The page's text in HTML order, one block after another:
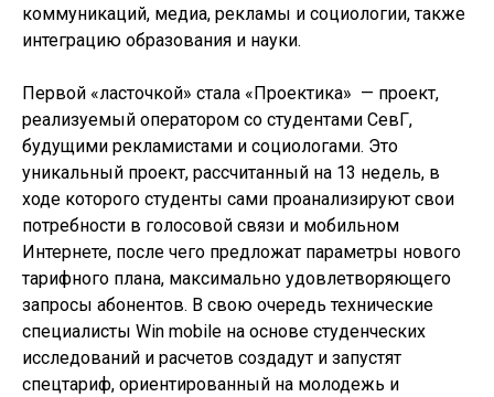
коммуникаций, медиа, рекламы и социологии, также
интеграцию образования и науки.
Первой «ласточкой» стала «Проектика» — проект,
реализуемый оператором со студентами СевГ,
будущими рекламистами и социологами. Это
уникальный проект, рассчитанный на 13 недель, в
ходе которого студенты сами проанализируют свои
потребности в голосовой связи и мобильном
Интернете, после чего предложат параметры нового
тарифного плана, максимально удовлетворяющего
запросы абонентов. В свою очередь технические
специалисты Win mobile на основе студенческих
исследований и расчетов создадут и запустят
спецтариф, ориентированный на молодежь и